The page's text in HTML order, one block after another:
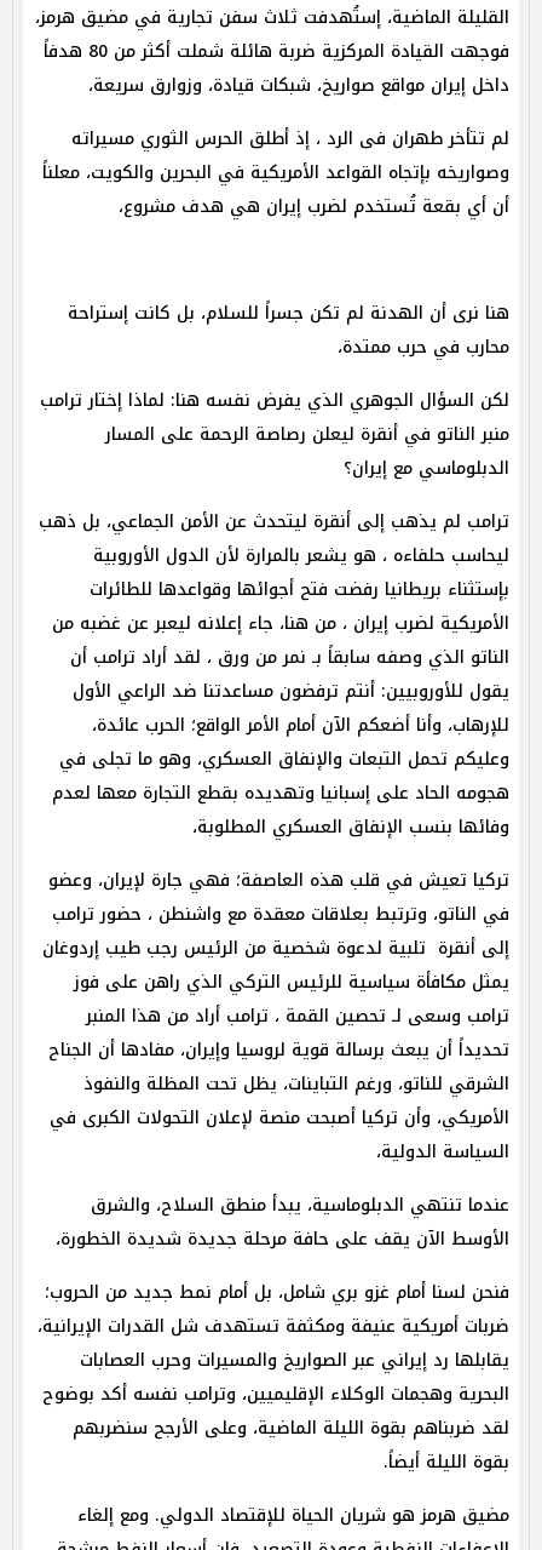
القليلة الماضية، إستُهدفت ثلاث سفن تجارية في مضيق هرمز،
فوجهت القيادة المركزية ضربة هائلة شملت أكثر من 80 هدفاً
داخل إيران مواقع صواريخ، شبكات قيادة، وزوارق سريعة،
لم تتأخر طهران فى الرد ، إذ أطلق الحرس الثوري مسيراته
وصواريخه بإتجاه القواعد الأمريكية في البحرين والكويت، معلناً
أن أي بقعة تُستخدم لضرب إيران هي هدف مشروع،
هنا نرى أن الهدنة لم تكن جسراً للسلام، بل كانت إستراحة
محارب في حرب ممتدة،
لكن السؤال الجوهري الذي يفرض نفسه هنا: لماذا إختار ترامب
منبر الناتو في أنقرة ليعلن رصاصة الرحمة على المسار
الدبلوماسي مع إيران؟
ترامب لم يذهب إلى أنقرة ليتحدث عن الأمن الجماعي، بل ذهب
ليحاسب حلفاءه ، هو يشعر بالمرارة لأن الدول الأوروبية
بإستثناء بريطانيا رفضت فتح أجوائها وقواعدها للطائرات
الأمريكية لضرب إيران ، من هنا، جاء إعلانه ليعبر عن غضبه من
الناتو الذي وصفه سابقاً بـ نمر من ورق ، لقد أراد ترامب أن
يقول للأوروبيين: أنتم ترفضون مساعدتنا ضد الراعي الأول
للإرهاب، وأنا أضعكم الآن أمام الأمر الواقع؛ الحرب عائدة،
وعليكم تحمل التبعات والإنفاق العسكري، وهو ما تجلى في
هجومه الحاد على إسبانيا وتهديده بقطع التجارة معها لعدم
وفائها بنسب الإنفاق العسكري المطلوبة،
تركيا تعيش في قلب هذه العاصفة؛ فهي جارة لإيران، وعضو
في الناتو، وترتبط بعلاقات معقدة مع واشنطن ، حضور ترامب
إلى أنقرة تلبية لدعوة شخصية من الرئيس رجب طيب إردوغان
يمثل مكافأة سياسية للرئيس التركي الذي راهن على فوز
ترامب وسعى لـ تحصين القمة ، ترامب أراد من هذا المنبر
تحديداً أن يبعث برسالة قوية لروسيا وإيران، مفادها أن الجناح
الشرقي للناتو، ورغم التباينات، يظل تحت المظلة والنفوذ
الأمريكي، وأن تركيا أصبحت منصة لإعلان التحولات الكبرى في
السياسة الدولية،
عندما تنتهي الدبلوماسية، يبدأ منطق السلاح، والشرق
الأوسط الآن يقف على حافة مرحلة جديدة شديدة الخطورة،
فنحن لسنا أمام غزو بري شامل، بل أمام نمط جديد من الحروب؛
ضربات أمريكية عنيفة ومكثفة تستهدف شل القدرات الإيرانية،
يقابلها رد إيراني عبر الصواريخ والمسيرات وحرب العصابات
البحرية وهجمات الوكلاء الإقليميين، وترامب نفسه أكد بوضوح
لقد ضربناهم بقوة الليلة الماضية، وعلى الأرجح سنضربهم
بقوة الليلة أيضاً.
مضيق هرمز هو شريان الحياة للإقتصاد الدولي. ومع إلغاء